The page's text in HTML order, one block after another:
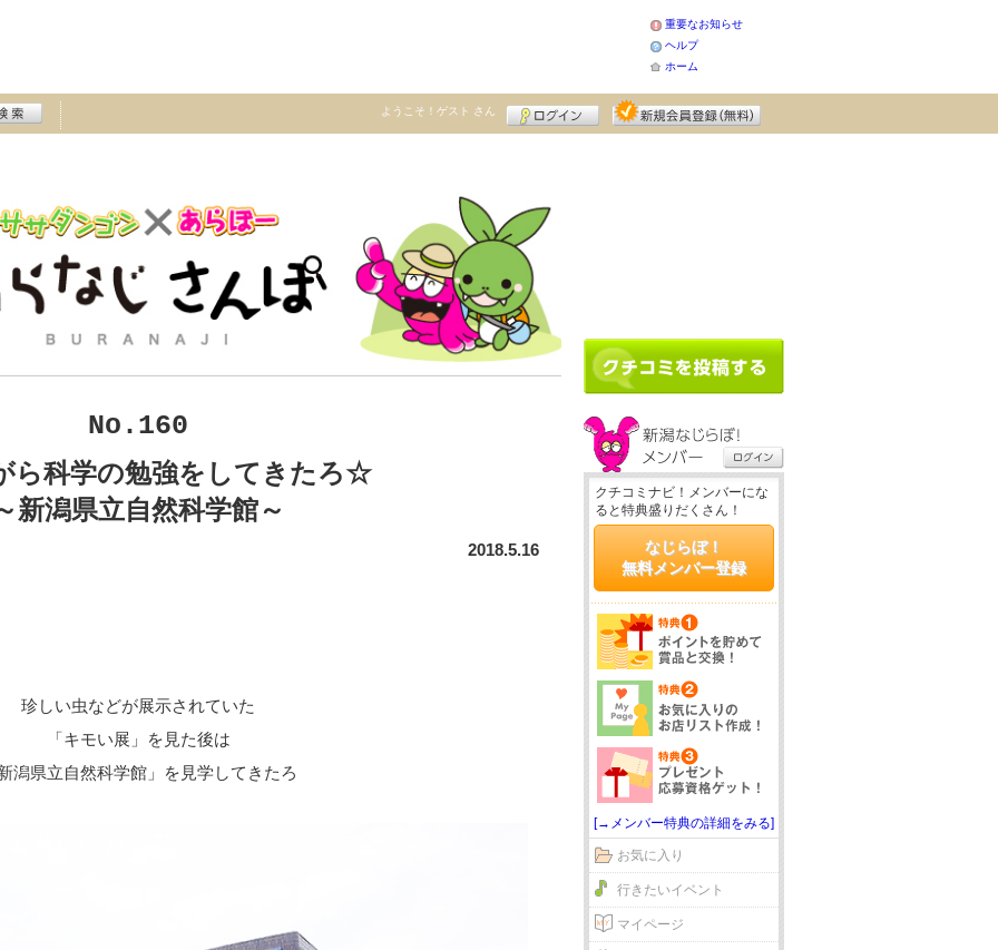
重要なお知らせ
ヘルプ
ホーム
ようこそ！ ゲスト さん
No.160
ら科学の勉強をしてきたろ☆
新潟県立自然科学館～
2018.5.16
珍しい虫などが展示されていた
「キモい展」を見た後は
潟県立自然科学館」を見学してきたろ
クチコミナビ！メンバーにな
ると特典盛りだくさん！
なじらぼ！
無料メンバー登録
[→メンバー特典の詳細をみる]
お気に入り
行きたいイベント
マイページ